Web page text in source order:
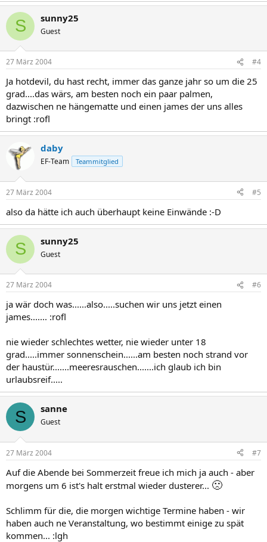
S sunny25
Guest
27 März 2004 #4
Ja hotdevil, du hast recht, immer das ganze jahr so um die 25
grad....das wärs, am besten noch ein paar palmen,
dazwischen ne hängematte und einen james der uns alles
bringt :rofl
daby
EF-Team Teammitglied
27 März 2004 #5
also da hätte ich auch überhaupt keine Einwände :-D
S sunny25
Guest
27 März 2004 #6
ja wär doch was......also.....suchen wir uns jetzt einen
james....... :rofl
nie wieder schlechtes wetter, nie wieder unter 18
grad.....immer sonnenschein......am besten noch strand vor
der haustür.......meeresrauschen.......ich glaub ich bin
urlaubsreif.....
S sanne
Guest
27 März 2004 #7
Auf die Abende bei Sommerzeit freue ich mich ja auch - aber
morgens um 6 ist's halt erstmal wieder dusterer... 🙁
Schlimm für die, die morgen wichtige Termine haben - wir
haben auch ne Veranstaltung, wo bestimmt einige zu spät
kommen... :lgh